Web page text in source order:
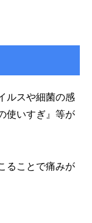
ルスや細菌の感
使いすぎ』等が
ることで痛みが